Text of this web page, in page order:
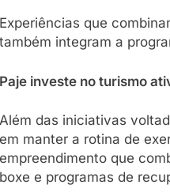
Experiências que
também integram a
Paje investe no turismo
Além das iniciativas
em manter a rotina de
empreendimento que
boxe e programas de